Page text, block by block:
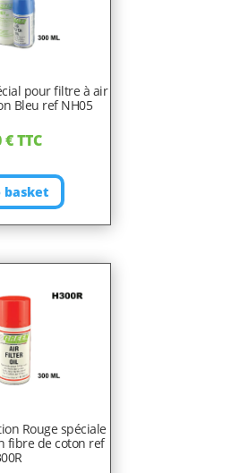
pour filtre à air
Bleu ref NH05
€ TTC
basket
Rouge spéciale
fibre de coton ref